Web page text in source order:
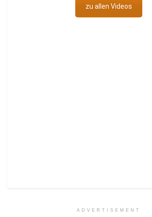
zu allen Videos
ADVERTISEMENT